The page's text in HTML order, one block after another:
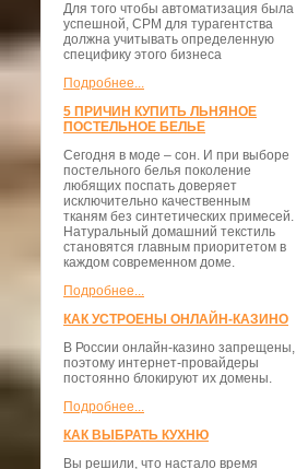
Для того чтобы автоматизация была
успешной, СРМ для турагентства
должна учитывать определенную
специфику этого бизнеса
Подробнее...
5 ПРИЧИН КУПИТЬ ЛЬНЯНОЕ
ПОСТЕЛЬНОЕ БЕЛЬЕ
Сегодня в моде – сон. И при выборе
постельного белья поколение
любящих поспать доверяет
исключительно качественным
тканям без синтетических примесей.
Натуральный домашний текстиль
становятся главным приоритетом в
каждом современном доме.
Подробнее...
КАК УСТРОЕНЫ ОНЛАЙН-КАЗИНО
В России онлайн-казино запрещены,
поэтому интернет-провайдеры
постоянно блокируют их домены.
Подробнее...
КАК ВЫБРАТЬ КУХНЮ
Вы решили, что настало время